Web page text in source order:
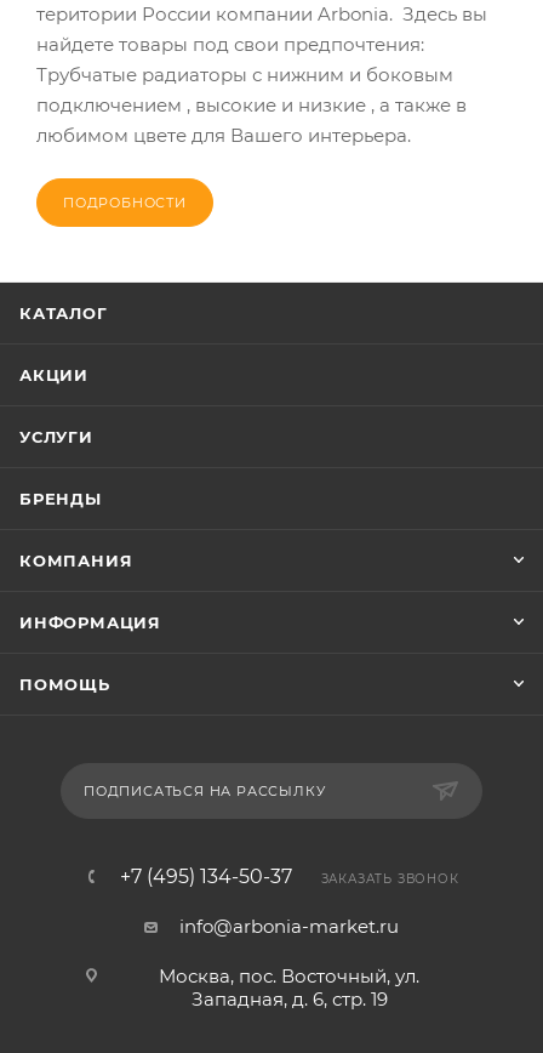
територии России компании Arbonia. Здесь вы
найдете товары под свои предпочтения:
Трубчатые радиаторы с нижним и боковым
подключением , высокие и низкие , а также в
любимом цвете для Вашего интерьера.
ПОДРОБНОСТИ
КАТАЛОГ
АКЦИИ
УСЛУГИ
БРЕНДЫ
КОМПАНИЯ
ИНФОРМАЦИЯ
ПОМОЩЬ
ПОДПИСАТЬСЯ НА РАССЫЛКУ
+7 (495) 134-50-37 ЗАКАЗАТЬ ЗВОНОК
info@arbonia-market.ru
Москва, пос. Восточный, ул.
Западная, д. 6, стр. 19